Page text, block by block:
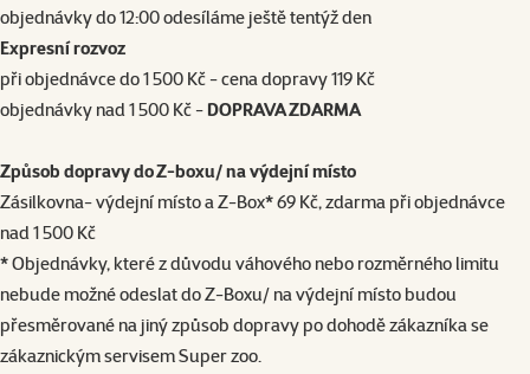
objednávky do 12:00 odesíláme ještě tentýž den
Expresní rozvoz
při objednávce do1 500 Kč - cena dopravy 119 Kč
objednávky nad 1 500 Kč - DOPRAVA ZDARMA
Způsob dopravy do Z-boxu/ na výdejní místo
Zásilkovna- výdejní místo a Z-Box* 69 Kč, zdarma při objednávce
nad 1 500 Kč
* Objednávky, které z důvodu váhového nebo rozměrného limitu
nebude možné odeslat do Z-Boxu/ na výdejní místo budou
přesměrované na jiný způsob dopravy po dohodě zákazníka se
zákaznickým servisem Super zoo.